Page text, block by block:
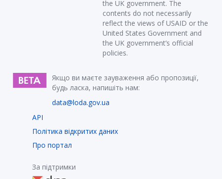
the UK government. The
contents do not necessarily
reflect the views of USAID or the
United States Government and
the UK government’s official
policies.
Якщо ви маєте зауваження або пропозиції,
будь ласка, напишіть нам:
data@loda.gov.ua
API
Політика відкритих даних
Про портал
За підтримки